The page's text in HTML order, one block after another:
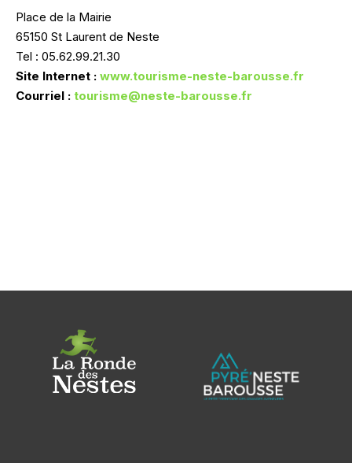
Place de la Mairie
65150 St Laurent de Neste
Tel : 05.62.99.21.30
Site Internet : www.tourisme-neste-barousse.fr
Courriel : tourisme@neste-barousse.fr